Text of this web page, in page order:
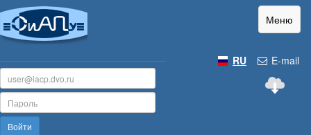
Меню
E-mail
RU
Войти